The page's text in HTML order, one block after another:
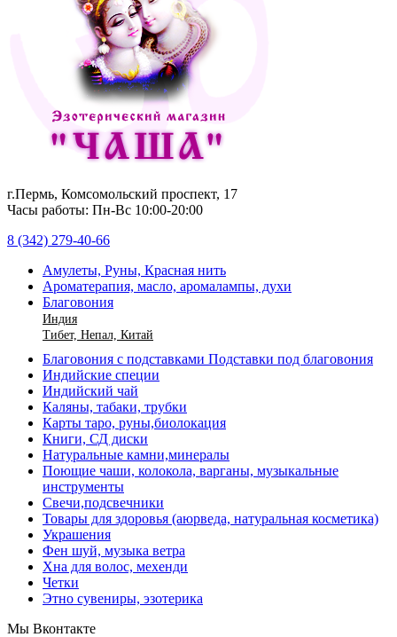
г.Пермь, Комсомольский проспект, 17
Часы работы: Пн-Вс 10:00-20:00
8 (342) 279-40-66
Амулеты, Руны, Красная нить
Ароматерапия, масло, аромалампы, духи
Благовония
Индия
Тибет, Непал, Китай
Благовония с подставками Подставки под благовония
Индийские специи
Индийский чай
Каляны, табаки, трубки
Карты таро, руны,биолокация
Книги, СД диски
Натуральные камни,минералы
Поющие чаши, колокола, варганы, музыкальные
инструменты
Свечи,подсвечники
Товары для здоровья (аюрведа, натуральная косметика)
Украшения
Фен шуй, музыка ветра
Хна для волос, мехенди
Четки
Этно сувениры, эзотерика
Мы Вконтакте